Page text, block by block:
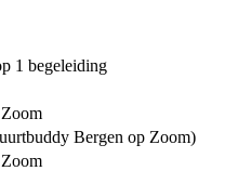
1 begeleiding
Bergen op Zoom)